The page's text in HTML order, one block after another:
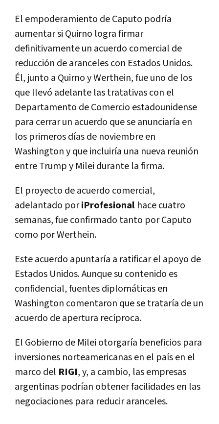
El empoderamiento de Caputo podría
aumentar si Quirno logra firmar
definitivamente un acuerdo comercial de
reducción de aranceles con Estados Unidos.
Él, junto a Quirno y Werthein, fue uno de los
que llevó adelante las tratativas con el
Departamento de Comercio estadounidense
para cerrar un acuerdo que se anunciaría en
los primeros días de noviembre en
Washington y que incluiría una nueva reunión
entre Trump y Milei durante la firma.
El proyecto de acuerdo comercial,
adelantado poriProfesional hace cuatro
semanas, fue confirmado tanto por Caputo
como por Werthein.
Este acuerdo apuntaría a ratificar el apoyo de
Estados Unidos. Aunque su contenido es
confidencial, fuentes diplomáticas en
Washington comentaron que se trataría de un
acuerdo de apertura recíproca.
El Gobierno de Milei otorgaría beneficios para
inversiones norteamericanas en el país en el
marco del RIGI, y, a cambio, las empresas
argentinas podrían obtener facilidades en las
negociaciones para reducir aranceles.